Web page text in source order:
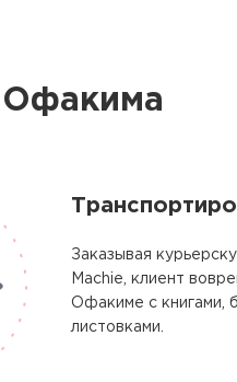
Офакима
Заказывая
Machie, клиент
Офакиме с книгами,
листовками.